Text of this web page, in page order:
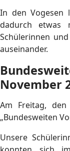
In den Vogesen
dadurch etwas
Schülerinnen
auseinander.
November
Am Freitag, den
„Bundesweiten
Unsere